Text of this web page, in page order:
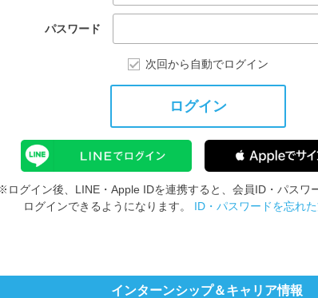
パスワード
次回から自動でログイン
ログイン
ログイン後、LINE・Apple IDを連携すると、会員ID・パスワ
ログインできるようになります。 ID・パスワードを忘れ
インターンシップ＆キャリア情報